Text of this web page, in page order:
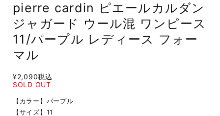
pierre cardin ピエールカルダン
ジャガード ウール混 ワンピース
11/パープル レディース フォー
マル
¥2,090税込
SOLD OUT
【カラー】パープル
【サイズ】11